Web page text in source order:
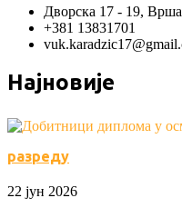
Дворска 17 - 19,
+381 13831701
Најновије
разреду
22 јун 2026